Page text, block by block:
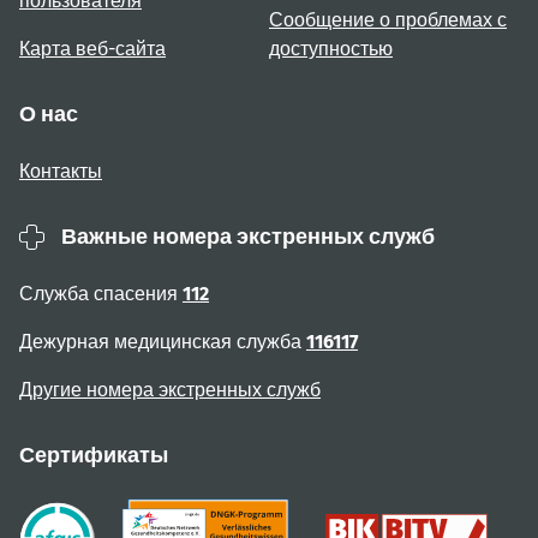
Карта веб-сайта
Сообщение о проблемах с
доступностью
О нас
Контакты
Важные номера экстренных служб
Служба спасения 112
Дежурная медицинская служба 116117
Другие номера экстренных служб
Сертификаты